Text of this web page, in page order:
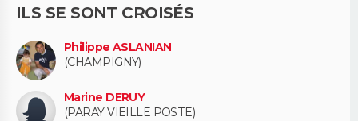
ILS SE SONT CROISÉS
Philippe ASLANIAN
(CHAMPIGNY)
Marine DERUY
(PARAY VIEILLE POSTE)